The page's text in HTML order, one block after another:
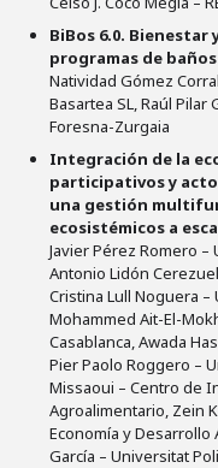
BiBos 6.0.
programas de
Natividad Gómez
Basartea SL, Raúl Pilar
Foresna-Zurgaia
Integración de la
participativos y
una gestión
ecosistémicos a
Javier Pérez Romero
Antonio Lidón
Cristina Lull Noguera
Mohammed Ait-El-
Casablanca, Awada
Pier Paolo Roggero –
Missaoui – Centro de
Agroalimentario, Zein
Economía y Desarrollo
García – Universitat